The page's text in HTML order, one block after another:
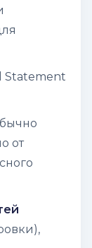
Statement
от